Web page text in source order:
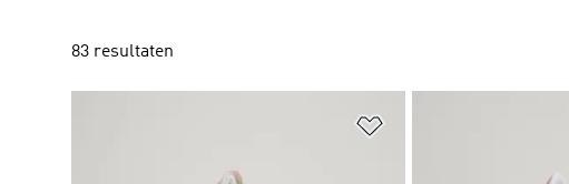
83 resultaten